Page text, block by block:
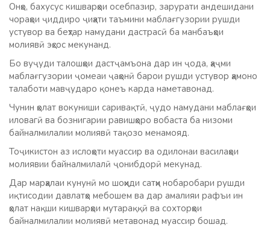
Онҳо, бахусус кишварҳои осебпазир, зарурати андешидани
чораҳои ҷиддиро ҷиҳати таъмини маблағгузории рушди
устувор ва беҳтар намудани дастрасӣ ба манбаъҳои
молиявӣ эҳсос мекунанд.
Бо вуҷуди талошҳои дастҷамъона дар ин ҷода, ҳаҷми
маблағгузории ҷомеаи ҷаҳонӣ барои рушди устувор ҳамоно
талаботи мавҷударо қонеъ карда наметавонад.
Чунин ҳолат вокуниши саривақтӣ, ҷудо намудани маблағҳои
иловагӣ ва бознигарии равишҳоро вобаста ба низоми
байналмилалии молиявӣ тақозо менамояд.
Тоҷикистон аз ислоҳоти муассир ва одилонаи василаҳои
молиявии байналмилалӣ ҷонибдорӣ мекунад.
Дар марҳалаи кунунӣ мо шоҳиди сатҳи нобаробари рушди
иқтисодии давлатҳо мебошем ва дар амалияи рафъи ин
ҳолат нақши кишварҳои мутараққӣ ва сохторҳои
байналмилалии молиявӣ метавонад муассир бошад.